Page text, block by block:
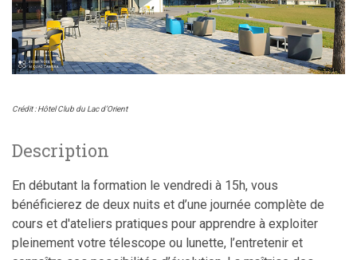
Crédit : Hôtel Club du Lac d’Orient
Description
En débutant la formation le vendredi à 15h, vous
bénéficierez de deux nuits et d’une journée complète de
cours et d'ateliers pratiques pour apprendre à exploiter
pleinement votre télescope ou lunette, l’entretenir et